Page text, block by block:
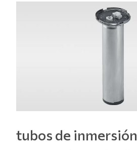
tubos de inmersión